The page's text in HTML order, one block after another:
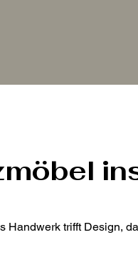
Handwerk trifft Design,